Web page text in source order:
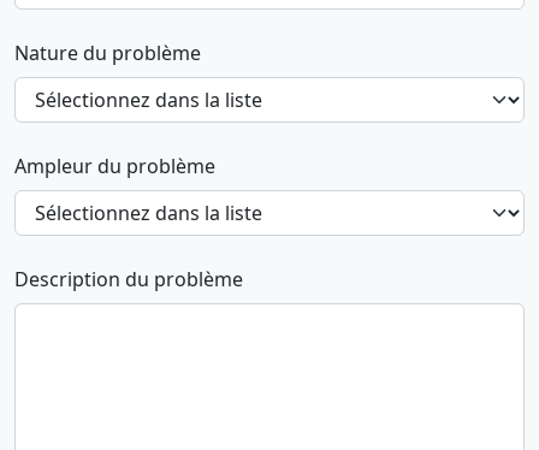
Nature du problème
Ampleur du problème
Description du problème